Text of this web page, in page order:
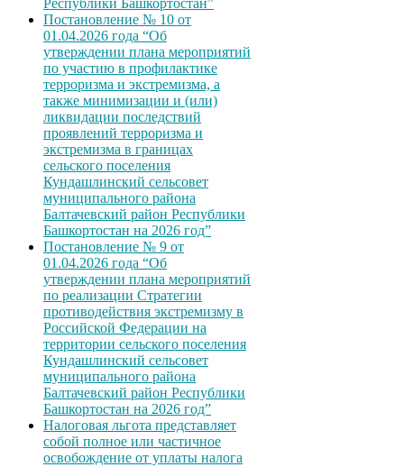
Республики Башкортостан”
Постановление № 10 от
01.04.2026 года “Об
утверждении плана мероприятий
по участию в профилактике
терроризма и экстремизма, а
также минимизации и (или)
ликвидации последствий
проявлений терроризма и
экстремизма в границах
сельского поселения
Кундашлинский сельсовет
муниципального района
Балтачевский район Республики
Башкортостан на 2026 год”
Постановление № 9 от
01.04.2026 года “Об
утверждении плана мероприятий
по реализации Стратегии
противодействия экстремизму в
Российской Федерации на
территории сельского поселения
Кундашлинский сельсовет
муниципального района
Балтачевский район Республики
Башкортостан на 2026 год”
Налоговая льгота представляет
собой полное или частичное
освобождение от уплаты налога